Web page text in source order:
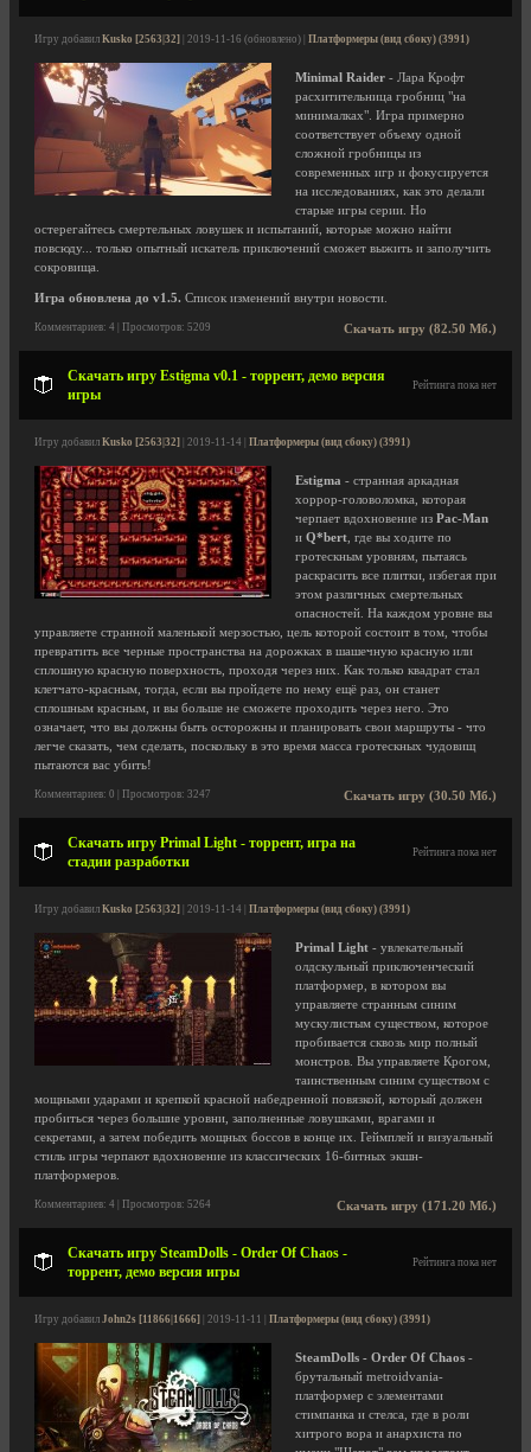
Игру добавил Kusko [2563|32] | 2019-11-16 (обновлено) | Платформеры (вид сбоку) (3991)
Minimal Raider - Лара Крофт
расхитительница гробниц "на
минималках". Игра примерно
соответствует объему одной
сложной гробницы из
современных игр и фокусируется
на исследованиях, как это делали
старые игры серии. Но
остерегайтесь смертельных ловушек и испытаний, которые можно найти
повсюду... только опытный искатель приключений сможет выжить и заполучить
сокровища.
Игра обновлена до v1.5. Список изменений внутри новости.
Скачать игру (82.50 Мб.)
Комментариев: 4 | Просмотров: 5209
Скачать игру Estigma v0.1 - торрент, демо версия
игры
Рейтинга пока нет
Игру добавил Kusko [2563|32] | 2019-11-14 | Платформеры (вид сбоку) (3991)
Estigma - странная аркадная
хоррор-головоломка, которая
черпает вдохновение из Pac-Man
и Q*bert , где вы ходите по
гротескным уровням, пытаясь
раскрасить все плитки, избегая при
этом различных смертельных
опасностей. На каждом уровне вы
управляете странной маленькой мерзостью, цель которой состоит в том, чтобы
превратить все черные пространства на дорожках в шашечную красную или
сплошную красную поверхность, проходя через них. Как только квадрат стал
клетчато-красным, тогда, если вы пройдете по нему ещё раз, он станет
сплошным красным, и вы больше не сможете проходить через него. Это
означает, что вы должны быть осторожны и планировать свои маршруты - что
легче сказать, чем сделать, поскольку в это время масса гротескных чудовищ
пытаются вас убить!
Скачать игру (30.50 Мб.)
Комментариев: 0 | Просмотров: 3247
Скачать игру Primal Light - торрент, игра на
стадии разработки
Рейтинга пока нет
Игру добавил Kusko [2563|32] | 2019-11-14 | Платформеры (вид сбоку) (3991)
Primal Light - увлекательный
олдскульный приключенческий
платформер, в котором вы
управляете странным синим
мускулистым существом, которое
пробивается сквозь мир полный
монстров. Вы управляете Крогом,
таинственным синим существом с
мощными ударами и крепкой красной набедренной повязкой, который должен
пробиться через большие уровни, заполненные ловушками, врагами и
секретами, а затем победить мощных боссов в конце их. Геймплей и визуальный
стиль игры черпают вдохновение из классических 16-битных экшн-
платформеров.
Скачать игру (171.20 Мб.)
Комментариев: 4 | Просмотров: 5264
Скачать игру SteamDolls - Order Of Chaos -
торрент, демо версия игры
Рейтинга пока нет
Игру добавил John2s [11866|1666] | 2019-11-11 | Платформеры (вид сбоку) (3991)
SteamDolls - Order Of Chaos -
брутальный metroidvania-
платформер с элементами
стимпанка и стелса, где в роли
хитрого вора и анархиста по